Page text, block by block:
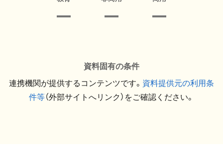
資料固有の条件
連携機関が提供するコンテンツです。 資料提供元の利用条
件等（外部サイトへリンク）をご確認ください。